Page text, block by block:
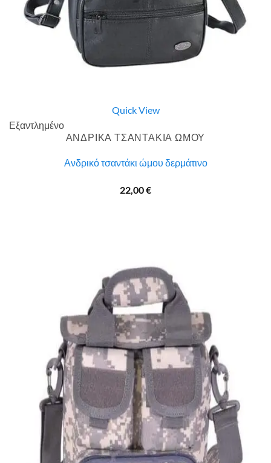
Quick View
Εξαντλημένο
ΑΝΔΡΙΚΑ ΤΣΑΝΤΑΚΙΑ ΩΜΟΥ
Ανδρικό τσαντάκι ώμου δερμάτινο
22,00€